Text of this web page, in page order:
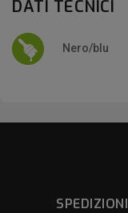
DATI TECNICI
Nero/blu
SPEDIZIONI